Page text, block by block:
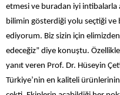
etmesi ve buradan iyi intibalarla
bilimin gösterdiği yolu seçtiği
ediyorum. Biz sizin için
edeceğiz” diye konuştu.
yanıt veren Prof. Dr. Hüseyin
Türkiye’nin en kaliteli